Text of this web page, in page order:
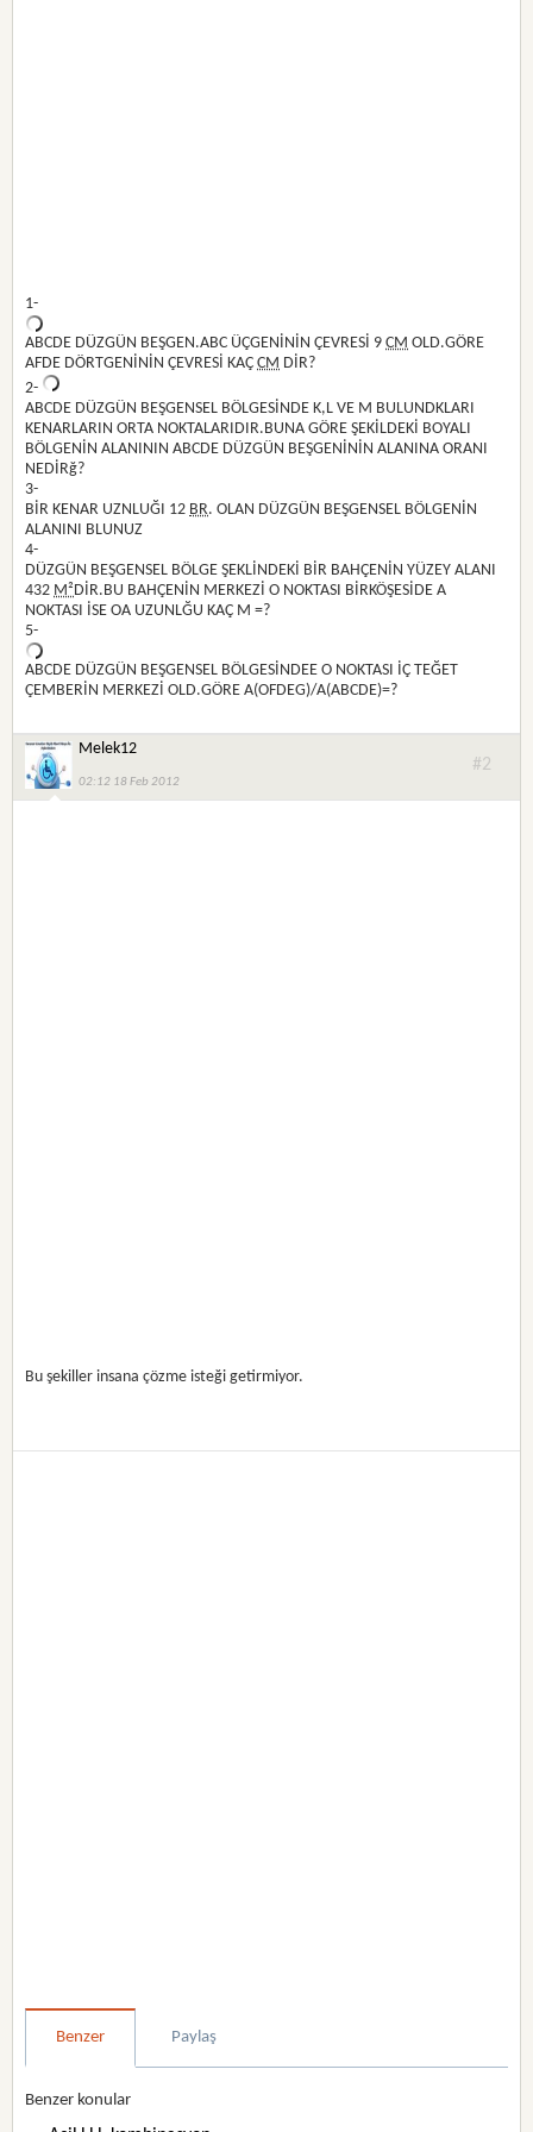
1-
ABCDE DÜZGÜN BEŞGEN.ABC ÜÇGENİNİN ÇEVRESİ 9CM OLD.GÖRE
AFDE DÖRTGENİNİN ÇEVRESİ KAÇCM DİR?
2-
ABCDE DÜZGÜN BEŞGENSEL BÖLGESİNDE K,L VE M BULUNDKLARI
KENARLARIN ORTA NOKTALARIDIR.BUNA GÖRE ŞEKİLDEKİ BOYALI
BÖLGENİN ALANININ ABCDE DÜZGÜN BEŞGENİNİN ALANINA ORANI
NEDİRğ?
3-
BİR KENAR UZNLUĞI 12 BR. OLAN DÜZGÜN BEŞGENSEL BÖLGENİN
ALANINI BLUNUZ
4-
DÜZGÜN BEŞGENSEL BÖLGE ŞEKLİNDEKİ BİR BAHÇENİN YÜZEY ALANI
432M²DİR.BU BAHÇENİN MERKEZİ O NOKTASI BİRKÖŞESİDE A
NOKTASI İSE OA UZUNLĞU KAÇ M =?
5-
ABCDE DÜZGÜN BEŞGENSEL BÖLGESİNDEE O NOKTASI İÇ TEĞET
ÇEMBERİN MERKEZİ OLD.GÖRE A(OFDEG)/A(ABCDE)=?
Melek12
02:12 18 Feb 2012
#2
Bu şekiller insana çözme isteği getirmiyor.
Benzer Paylaş
Benzer konular